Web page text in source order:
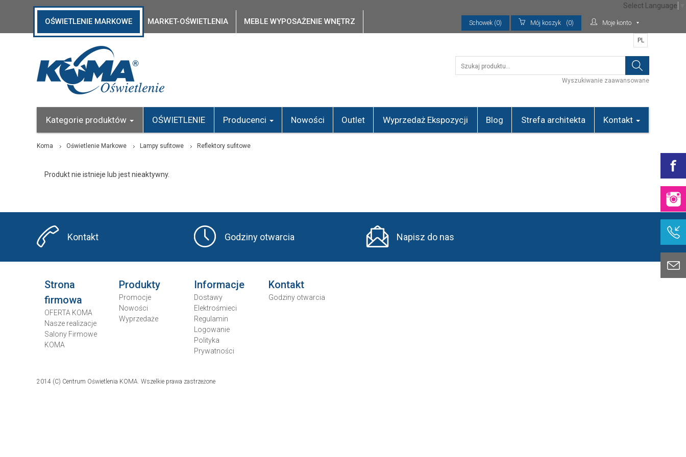
OŚWIETLENIE MARKOWE MARKET-OŚWIETLENIA MEBLE WYPOSAŻENIE WNĘTRZ Schowek (0) Mój koszyk (0) Moje konto
Wyszukiwanie zaawansowane
PL
Kategorie produktów OŚWIETLENIE Producenci Nowości Outlet Wyprzedaż Ekspozycji Blog Strefa architekta Kontakt
Koma Oświetlenie Markowe Lampy sufitowe Reflektory sufitowe
Produkt nie istnieje lub jest nieaktywny.
Kontakt Godziny otwarcia Napisz do nas
Strona
firmowa
OFERTA KOMA
Nasze realizacje
Salony Firmowe
KOMA
Produkty
Promocje
Nowości
Wyprzedaże
Informacje
Dostawy
Elektrośmieci
Regulamin
Logowanie
Polityka
Prywatności
Kontakt
Godziny otwarcia
2014 (C) Centrum Oświetlenia KOMA. Wszelkie prawa zastrzeżone
Select Language